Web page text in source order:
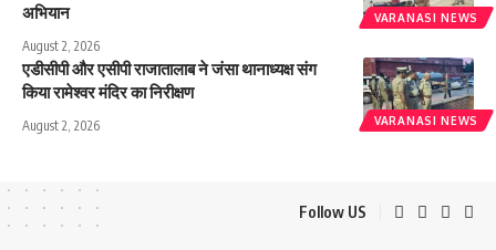
VARANASI NEWS
अभियान
August 2, 2026
VARANASI NEWS
एडीसीपी और एसीपी राजातालाब ने जंसा थानाध्यक्ष संग
किया रामेश्वर मंदिर का निरीक्षण
August 2, 2026
Follow US